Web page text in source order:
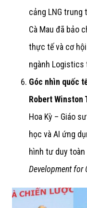
cảng LNG trung
Cà Mau đã bảo
thực tế và cơ
ngành Logistics
Góc nhìn quốc
Robert Winston
Hoa Kỳ – Giáo
học và AI ứng
hình tư duy
Development for